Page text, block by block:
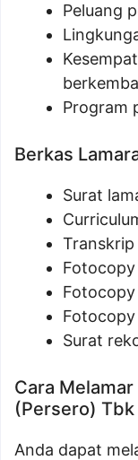
Peluang
Program
Berkas
Surat
Transkrip
Fotocopy
Fotocopy
Surat
Cara
(Persero) Tbk
Anda dapat